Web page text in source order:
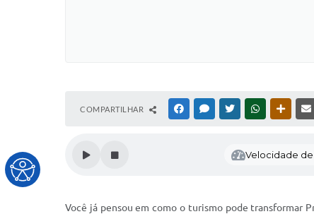
COMPARTILHAR FACEBOOKMESSENGER
TWITTERWHATSAPP
Velocidade de
Você já pensou em como o turismo pode transformar